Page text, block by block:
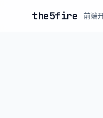
the5fire 前端